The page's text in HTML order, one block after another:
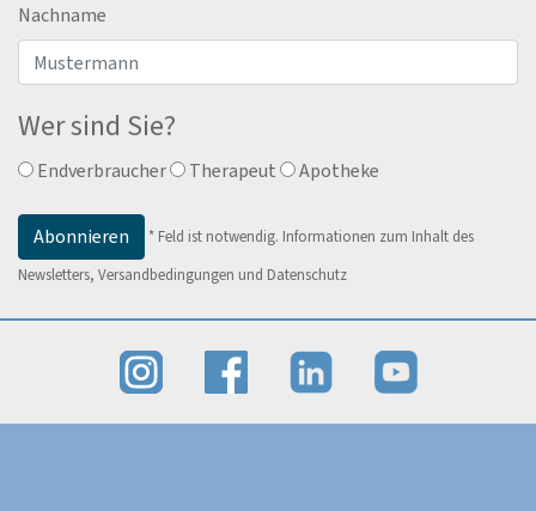
Nachname
Wer sind Sie?
Endverbraucher Therapeut Apotheke
* Feld ist notwendig. Informationen zum Inhalt des
Newsletters, Versandbedingungen und Datenschutz